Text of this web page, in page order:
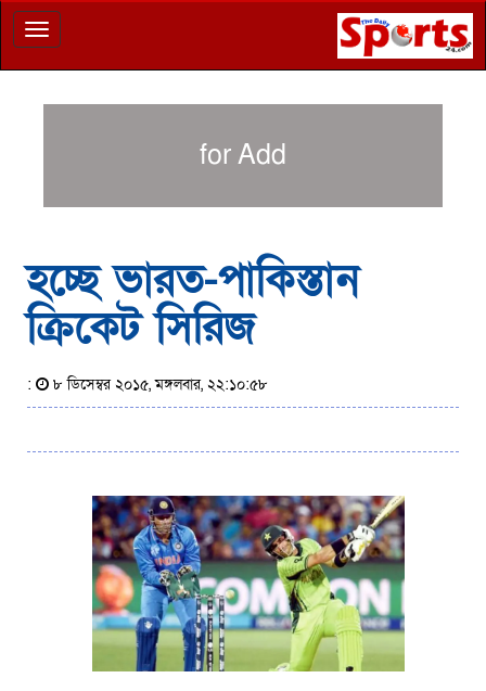
Toggle
navigation
for Add
হচ্ছে ভারত-পাকিস্তান
ক্রিকেট সিরিজ
: ৮ ডিসেম্বর ২০১৫, মঙ্গলবার, ২২:১০:৫৮